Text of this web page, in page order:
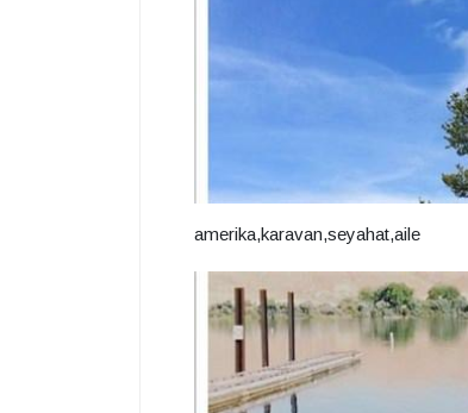
amerika,karavan,seyahat,aile